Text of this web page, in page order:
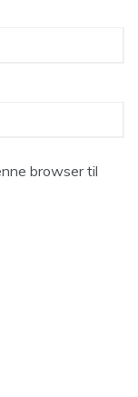
browser til